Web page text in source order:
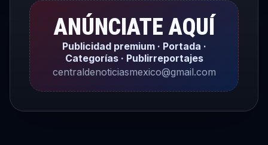
ANÚNCIATE AQUÍ
Publicidad premium · Portada ·
Categorías · Publirreportajes
centraldenoticiasmexico@gmail.com